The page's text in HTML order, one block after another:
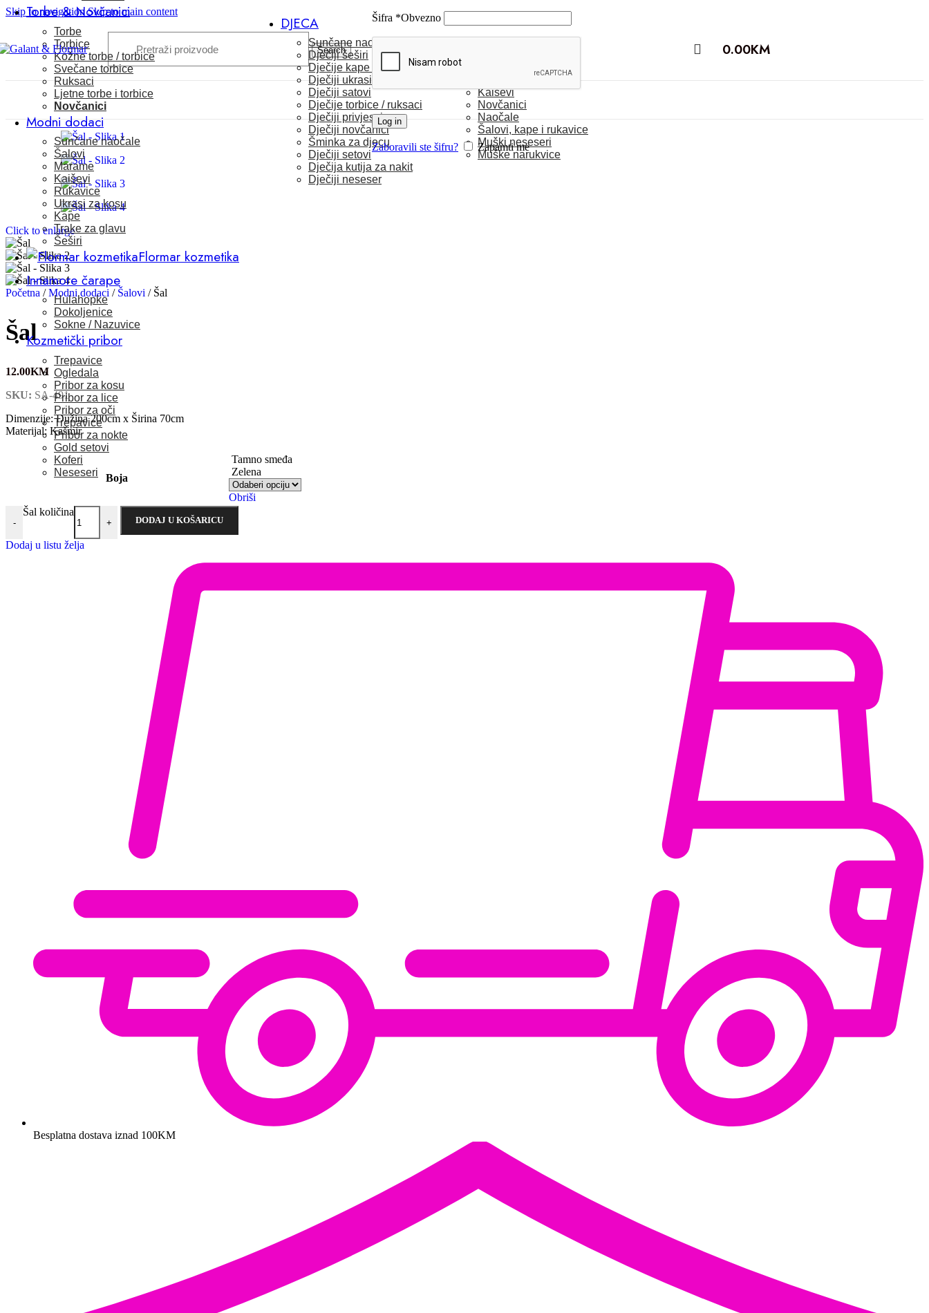
Skip to navigationSkip to main content
Search
Šifra *Obvezno
Log in
Zaboravili ste šifru? Zapamti me
0.00KM
Torbe & Novčanici
Torbe
Torbice
Kožne torbe / torbice
Svečane torbice
Ruksaci
Ljetne torbe i torbice
Novčanici
Modni dodaci
Sunčane naočale
Šalovi
Marame
Kaiševi
Rukavice
Ukrasi za kosu
Kape
Trake za glavu
Šeširi
Flormar kozmetika
Innamore čarape
Hulahopke
Dokoljenice
Sokne / Nazuvice
Kozmetički pribor
Trepavice
Ogledala
Pribor za kosu
Pribor za lice
Pribor za oči
Trepavice
Pribor za nokte
Gold setovi
Koferi
Neseseri
DJECA
Sunčane naočale
Dječiji šeširi
Dječije kape / rukavice
Dječiji ukrasi za kosu
Dječiji satovi
Dječije torbice / ruksaci
Dječiji privjesci
Dječiji novčanici
Šminka za djecu
Dječiji setovi
Dječija kutija za nakit
Dječiji neseser
Kaiševi
Novčanici
Naočale
Šalovi, kape i rukavice
Muški neseseri
Muške narukvice
Click to enlarge
Početna / Modni dodaci / Šalovi / Šal
Šal
12.00KM
SKU: SA-491
Dimenzije: Dužina 200cm x Širina 70cm
Materijal: Kašmir
Boja
Tamno smeđa
Zelena
Obriši
-
Šal količina
+ DODAJ U KOŠARICU
Dodaj u listu želja
Besplatna dostava iznad 100KM